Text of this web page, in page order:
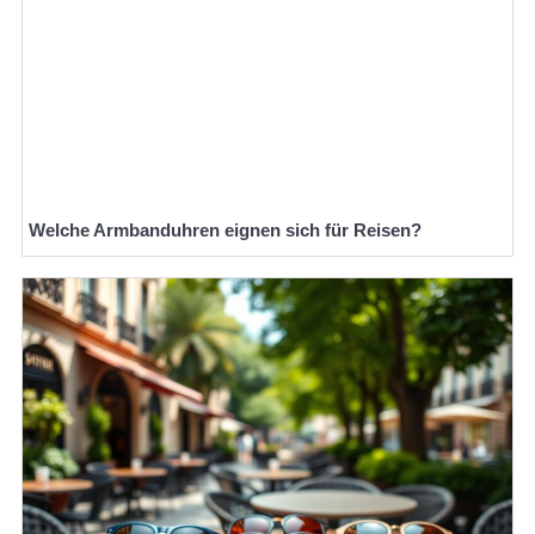
Welche Armbanduhren eignen sich für Reisen?